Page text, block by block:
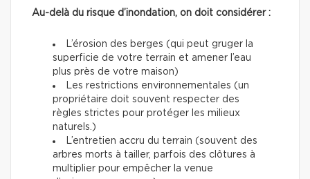
Au-delà du risque d’inondation, on doit considérer :
L’érosion des berges (qui peut gruger la
superficie de votre terrain et amener l’eau
plus près de votre maison)
Les restrictions environnementales (un
propriétaire doit souvent respecter des
règles strictes pour protéger les milieux
naturels.)
L’entretien accru du terrain (souvent des
arbres morts à tailler, parfois des clôtures à
multiplier pour empêcher la venue